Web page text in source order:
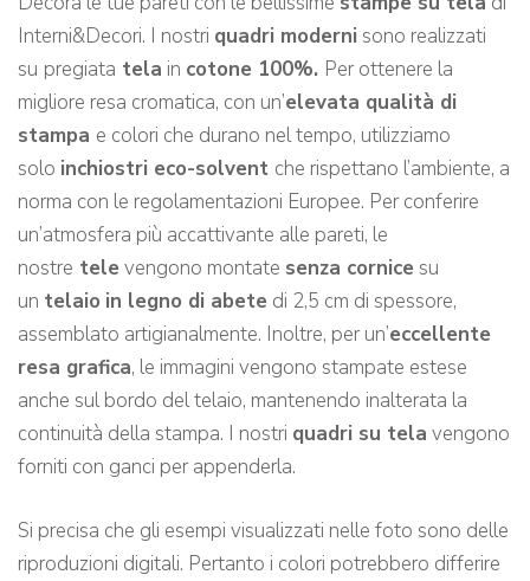
Interni&Decori. I nostri quadri moderni sono realizzati
su pregiata tela in cotone 100%. Per ottenere la
migliore resa cromatica, con un’elevata qualità di
stampa e colori che durano nel tempo, utilizziamo
solo inchiostri eco-solvent che rispettano l’ambiente, a
norma con le regolamentazioni Europee. Per conferire
un’atmosfera più accattivante alle pareti, le
nostre tele vengono montate senza cornice su
un telaio in legno di abete di 2,5 cm di spessore,
assemblato artigianalmente. Inoltre, per un’eccellente
resa grafica, le immagini vengono stampate estese
anche sul bordo del telaio, mantenendo inalterata la
continuità della stampa. I nostri quadri su tela vengono
forniti con ganci per appenderla.
Si precisa che gli esempi visualizzati nelle foto sono delle
riproduzioni digitali. Pertanto i colori potrebbero differire